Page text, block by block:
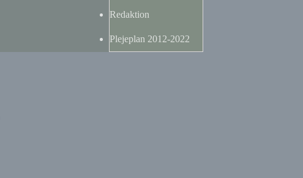
Redaktion
Plejeplan 2012-2022